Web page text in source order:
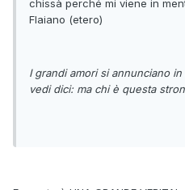
chissà perché mi viene in
Flaiano (etero)
I grandi amori si annunciano
vedi dici: ma chi è questa